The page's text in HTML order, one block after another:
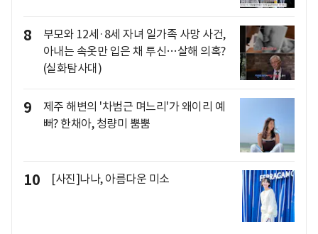
8
부모와 12세·8세 자녀 일가족 사망 사건,
아내는 속옷만 입은 채 투신…살해 의혹?
(실화탐사대)
9
제주 해변의 '차범근 며느리'가 왜이리 예
뻐? 한채아, 청량미 뿜뿜
10 [사진]나나, 아름다운 미소